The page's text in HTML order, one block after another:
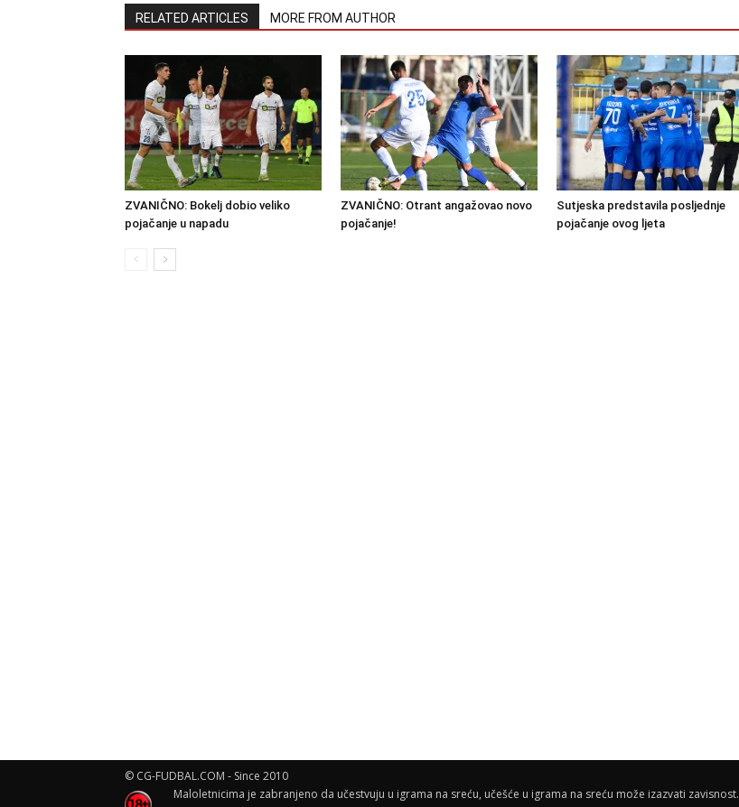
RELATED ARTICLES MORE FROM AUTHOR
ZVANIČNO: Bokelj dobio veliko
pojačanje u napadu
ZVANIČNO: Otrant angažovao novo
pojačanje!
Sutjeska predstavila posljednje
pojačanje ovog ljeta
© CG-FUDBAL.COM - Since 2010
Maloletnicima je zabranjeno da učestvuju u igrama na sreću, učešće u igrama na sreću može izazvati zavisnost.